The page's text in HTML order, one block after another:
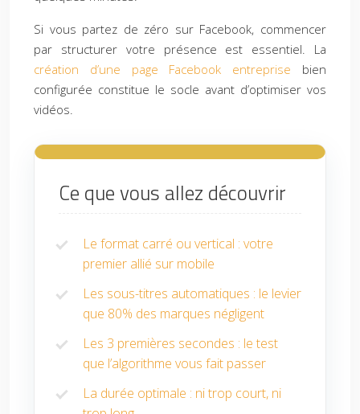
Si vous partez de zéro sur Facebook, commencer
par structurer votre présence est essentiel. La
création d’une page Facebook entreprise bien
configurée constitue le socle avant d’optimiser vos
vidéos.
Ce que vous allez découvrir
Le format carré ou vertical : votre
premier allié sur mobile
Les sous-titres automatiques : le levier
que 80% des marques négligent
Les 3 premières secondes : le test
que l’algorithme vous fait passer
La durée optimale : ni trop court, ni